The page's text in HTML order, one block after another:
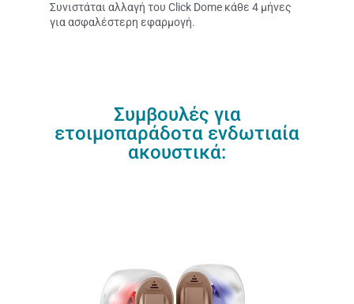
Συνιστάται αλλαγή του Click Dome κάθε 4 μήνες
για ασφαλέστερη εφαρμογή.
Συμβουλές για
ετοιμοπαράδοτα ενδωτιαία
ακουστικά: